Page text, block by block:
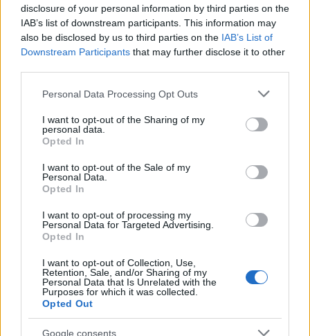
disclosure of your personal information by third parties on the
IAB’s list of downstream participants. This information may
also be disclosed by us to third parties on the IAB’s List of
Downstream Participants that may further disclose it to other
Please note that this website/app uses one or more Google
not limited to your visit or usage behaviour. You may click to
grant or deny consent to Google and its third-party tags to
use your data for below specified purposes in below Google
consent section.
Personal Data Processing Opt Outs
I want to opt-out of the Sharing of my
personal data.
Opted In
I want to opt-out of the Sale of my
Personal Data.
Opted In
I want to opt-out of processing my
Personal Data for Targeted Advertising.
Opted In
I want to opt-out of Collection, Use,
Retention, Sale, and/or Sharing of my
Personal Data that Is Unrelated with the
Purposes for which it was collected.
Opted Out
Google consents
Ciekawostki
udawać Greka— Co ci Grecy w sobie mają, że niektórzy ich
udają?
szybować— Co było pierwsze: rzeczownik szybowiec czy
czasownik szybować?
Mogą Cię zainteresować również hasła